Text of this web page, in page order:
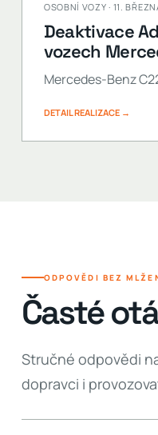
OSOBNÍ VOZY · 11.
Deaktivace
vozech
Mercedes-Benz
DETAIL REALIZACE →
ODPOVĚDI BEZ
Časté
Stručné odpovědi
dopravci i